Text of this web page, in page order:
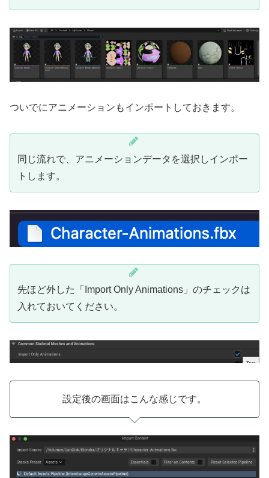
ついでにアニメーションもインポートしておきます。
同じ流れで、アニメーションデータを選択しインポー
トします。
先ほど外した「Import Only Animations」のチェックは
入れておいてください。
設定後の画面はこんな感じです。